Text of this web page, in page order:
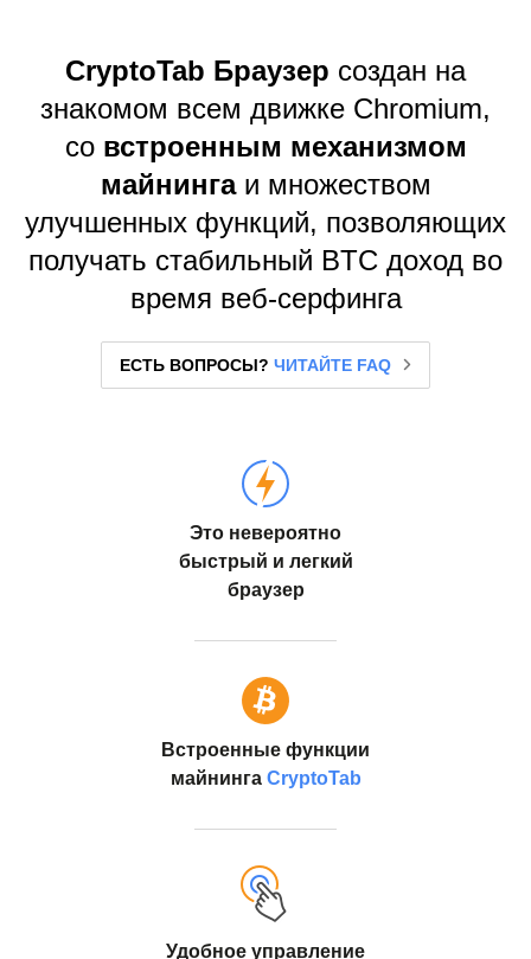
CryptoTab Браузер создан на
знакомом всем движке Chromium,
со встроенным механизмом
майнингаи множеством
улучшенных функций, позволяющих
получать стабильный BTC доход во
время веб-серфинга
ЕСТЬ ВОПРОСЫ? ЧИТАЙТЕ FAQ
Это невероятно
быстрый и легкий
браузер
Встроенные функции
майнинга CryptoTab
Удобное управление